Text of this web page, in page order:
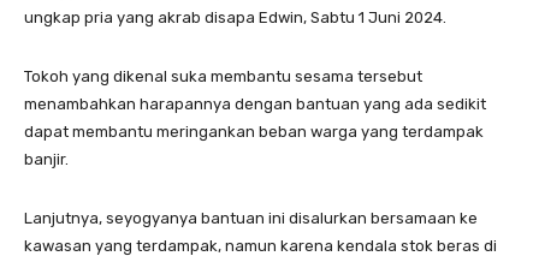
ungkap pria yang akrab disapa Edwin, Sabtu 1 Juni 2024.
Tokoh yang dikenal suka membantu sesama tersebut
menambahkan harapannya dengan bantuan yang ada sedikit
dapat membantu meringankan beban warga yang terdampak
banjir.
Lanjutnya, seyogyanya bantuan ini disalurkan bersamaan ke
kawasan yang terdampak, namun karena kendala stok beras di